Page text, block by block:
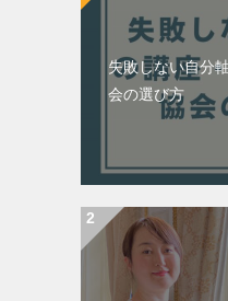
失敗しない自分
会の選び方